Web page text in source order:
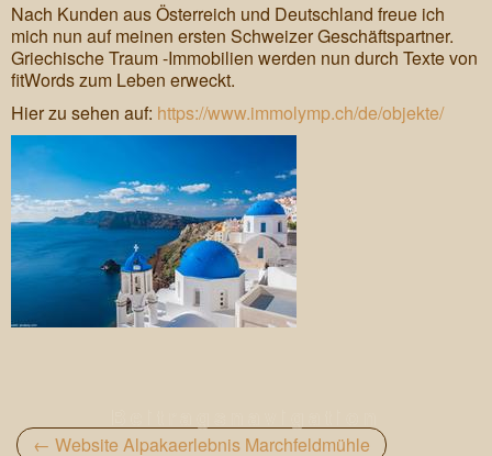
Lektorat & Korrektorin
Tourismustexte
Portfolio
Referenzen
Über mich
Kontakt
Nach Kunden aus Österreich und Deutschland freue ich
mich nun auf meinen ersten Schweizer Geschäftspartner.
Griechische Traum -Immobilien werden nun durch Texte von
fitWords zum Leben erweckt.
Hier zu sehen auf: https://www.immolymp.ch/de/objekte/
← Website Alpakaerlebnis Marchfeldmühle